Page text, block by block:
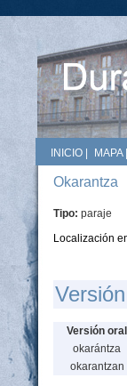
INICIO MAPA|
Okarantza
Tipo: paraje
Localización
Versión oral
okarántza
okarantzan